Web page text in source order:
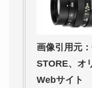
画像引用元
STORE、オ
Webサイト